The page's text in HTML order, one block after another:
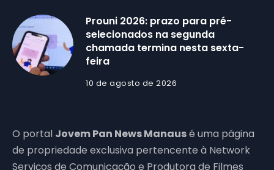
Prouni 2026: prazo para pré-
selecionados na segunda
chamada termina nesta sexta-
feira
10 de agosto de 2026
O portal Jovem Pan News Manausé uma página
de propriedade exclusiva pertencente à Network
Serviços de Comunicação e Produtora de Filmes